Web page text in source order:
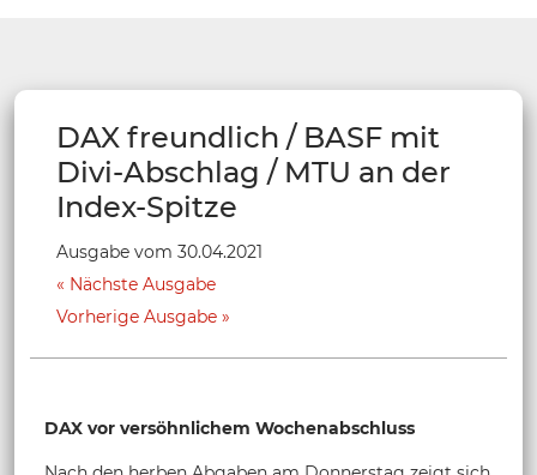
DAX freundlich / BASF mit
Divi-Abschlag / MTU an der
Index-Spitze
Ausgabe vom 30.04.2021
Nächste Ausgabe
Vorherige Ausgabe
DAX vor versöhnlichem Wochenabschluss